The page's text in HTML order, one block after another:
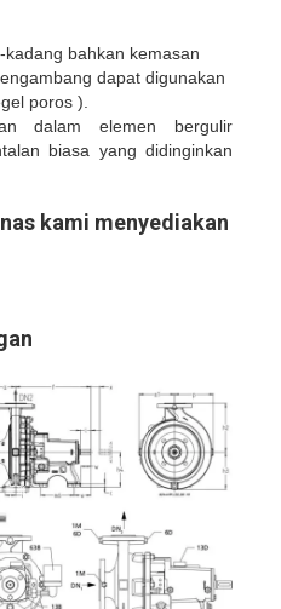
bahkan kemasan
dapat digunakan
poros ).
dalam elemen bergulir
biasa yang didinginkan
kami menyediakan